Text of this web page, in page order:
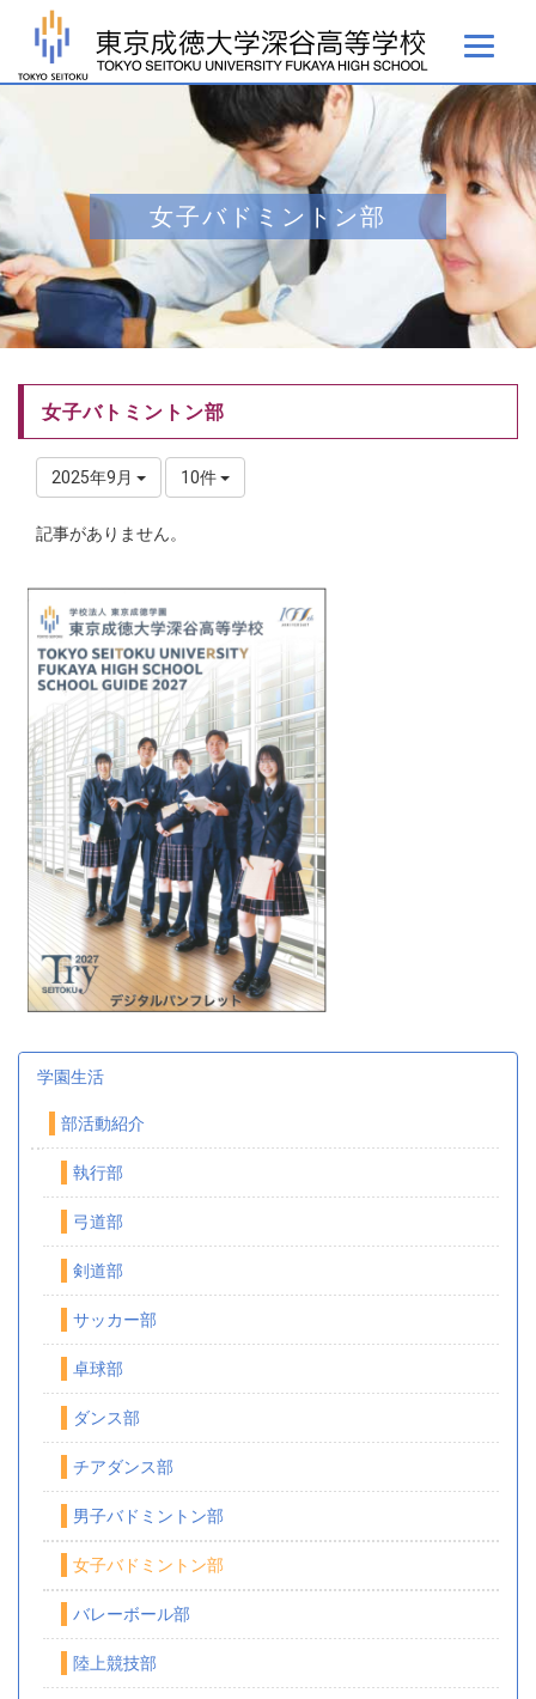
女子バドミントン部
女子バトミントン部
2025年9月 10件
記事がありません。
学園生活
部活動紹介
執行部
弓道部
剣道部
サッカー部
卓球部
ダンス部
チアダンス部
男子バドミントン部
女子バドミントン部
バレーボール部
陸上競技部